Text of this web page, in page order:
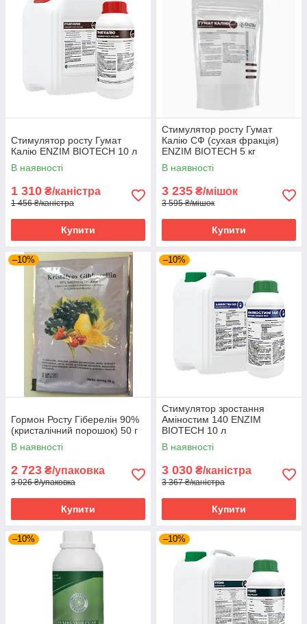
Стимулятор росту Гумат
Калію ENZIM BIOTECH 10 л
В наявності
1 310 ₴/каністра
1 456 ₴/каністра
Купити
Стимулятор росту Гумат
Калію СФ (сухая фракція)
ENZIM BIOTECH 5 кг
В наявності
3 235 ₴/мішок
3 595 ₴/мішок
Купити
–10%
Гормон Росту Гіберелін 90%
(кристалічний порошок) 50 г
В наявності
2 723 ₴/упаковка
3 026 ₴/упаковка
Купити
–10%
Стимулятор зростання
Аміностим 140 ENZIM
BIOTECH 10 л
В наявності
3 030 ₴/каністра
3 367 ₴/каністра
Купити
–10% –10%